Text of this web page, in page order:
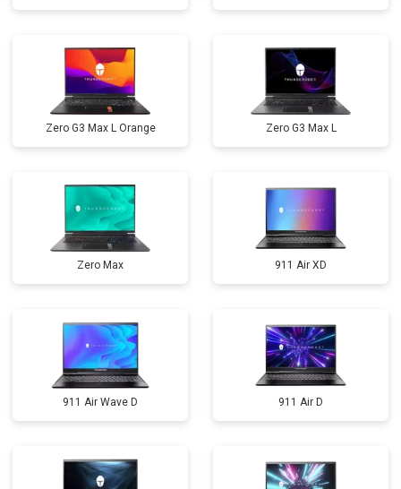
Zero G3 Max L Orange Zero G3 Max L
Zero Max 911 Air XD
911 Air Wave D 911 Air D